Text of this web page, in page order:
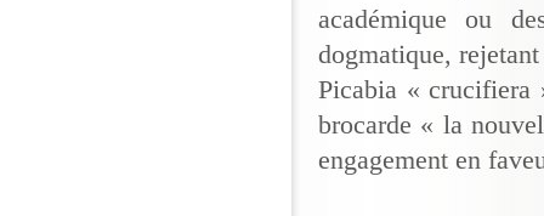
académique ou
dogmatique,
Picabia « crucifiera
brocarde « la
engagement en